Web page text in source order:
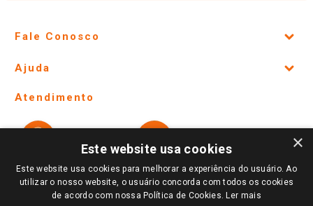
Fale Conosco
Lojas Físicas e Horários
Ofertas
Notícias
Perguntas frequentes
Ajuda
Formas de Pagamento
Políticas de entrega
Trocas e Devoluções
Atendimento
Vendas Online
Ouvidoria
Redes Sociais
×
Este website usa cookies
Este website usa cookies para melhorar a experiência do usuário. Ao
utilizar o nosso website, o usuário concorda com todos os cookies
de acordo com nossa Política de Cookies. Ler mais